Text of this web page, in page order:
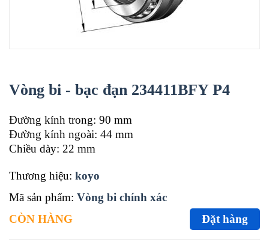
Vòng bi - bạc đạn 234411BFY P4
Đường kính trong: 90 mm
Đường kính ngoài: 44 mm
Chiều dày: 22 mm
Thương hiệu: koyo
Mã sản phẩm: Vòng bi chính xác
CÒN HÀNG
Đặt hàng